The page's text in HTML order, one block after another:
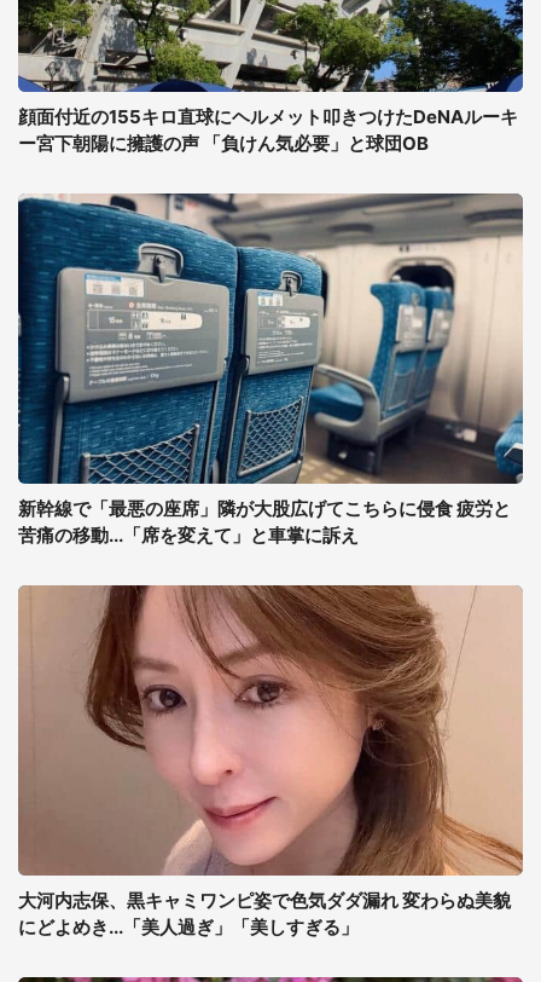
顔面付近の155キロ直球にヘルメット叩きつけたDeNAルーキ
ー宮下朝陽に擁護の声 「負けん気必要」と球団OB
新幹線で「最悪の座席」隣が大股広げてこちらに侵食 疲労と
苦痛の移動...「席を変えて」と車掌に訴え
大河内志保、黒キャミワンピ姿で色気ダダ漏れ 変わらぬ美貌
にどよめき...「美人過ぎ」「美しすぎる」